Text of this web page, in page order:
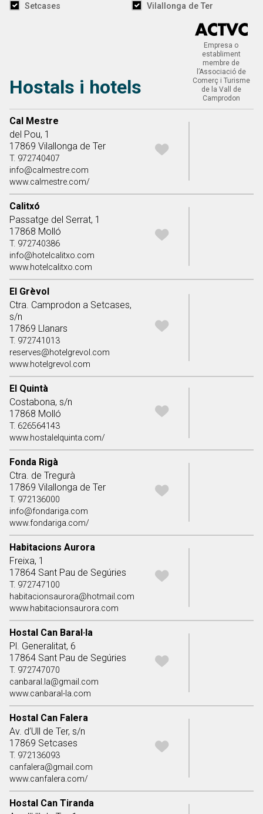
Setcases Vilallonga de Ter
Taula directori
Hostals i hotels
Empresa o
establiment
membre de
l’Associació de
Comerç i Turisme
de la Vall de
Camprodon
Cal Mestre
del Pou, 1
17869 Vilallonga de Ter
T. 972740407
info@calmestre.com
www.calmestre.com/
Calitxó
Passatge del Serrat, 1
17868 Molló
T. 972740386
info@hotelcalitxo.com
www.hotelcalitxo.com
El Grèvol
Ctra. Camprodon a Setcases,
s/n
17869 Llanars
T. 972741013
reserves@hotelgrevol.com
www.hotelgrevol.com
El Quintà
Costabona, s/n
17868 Molló
T. 626564143
www.hostalelquinta.com/
Fonda Rigà
Ctra. de Tregurà
17869 Vilallonga de Ter
T. 972136000
info@fondariga.com
www.fondariga.com/
Habitacions Aurora
Freixa, 1
17864 Sant Pau de Segúries
T. 972747100
habitacionsaurora@hotmail.com
www.habitacionsaurora.com
Hostal Can Baral·la
Pl. Generalitat, 6
17864 Sant Pau de Segúries
T. 972747070
canbaral.la@gmail.com
www.canbaral-la.com
Hostal Can Falera
Av. d’Ull de Ter, s/n
17869 Setcases
T. 972136093
canfalera@gmail.com
www.canfalera.com/
Hostal Can Tiranda